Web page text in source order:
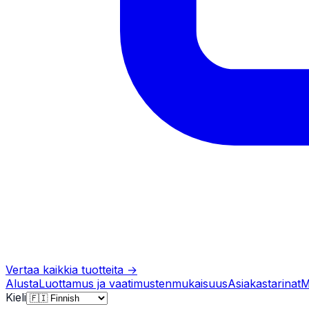
Vertaa kaikkia tuotteita →
AlustaLuottamus ja vaatimustenmukaisuusAsiakastarinat
Kieli